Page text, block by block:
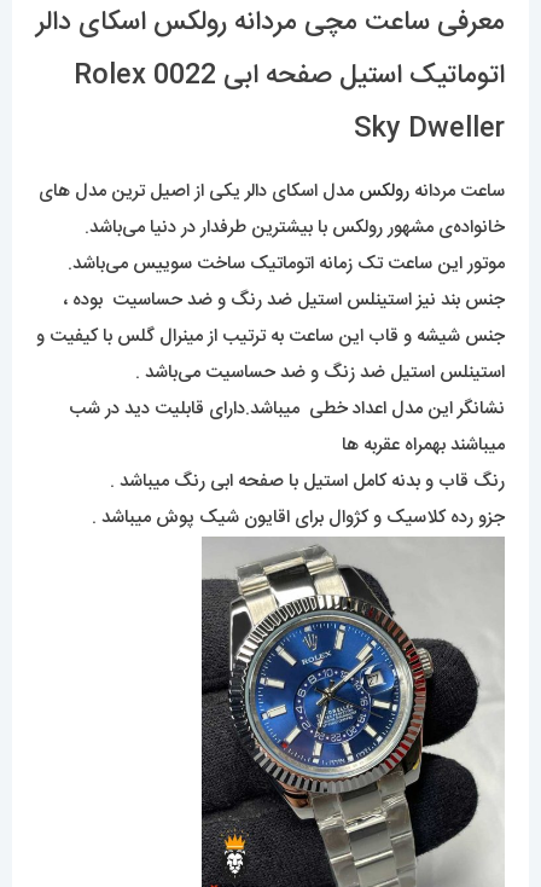
معرفی ساعت مچی مردانه رولکس اسکای دالر
اتوماتیک استیل صفحه ابی 0022 Rolex
Sky Dweller
ساعت مردانه رولکس مدل اسکای دالر یکی از اصیل ترین مدل های
خانواده‌ی مشهور رولکس با بیشترین طرفدار در دنیا می‌باشد.
موتور این ساعت تک زمانه اتوماتیک ساخت سوییس می‌باشد.
جنس بند نیز استینلس استیل ضد رنگ و ضد حساسیت بوده ،
جنس شیشه و قاب این ساعت به ترتیب از مینرال گلس با کیفیت و
استینلس استیل ضد زنگ و ضد حساسیت می‌باشد .
نشانگر این مدل اعداد خطی میباشد.دارای قابلیت دید در شب
میباشند بهمراه عقربه ها
رنگ قاب و بدنه کامل استیل با صفحه ابی رنگ میباشد .
جزو رده کلاسیک و کژوال برای اقایون شیک پوش میباشد .